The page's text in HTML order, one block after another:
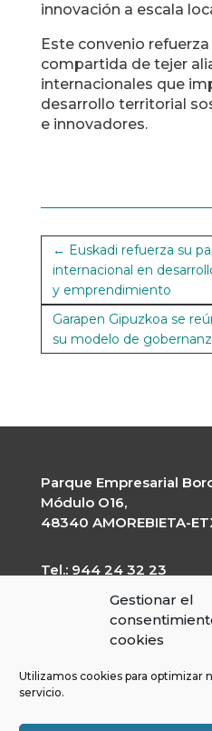
Gestionar el
cookies
Utilizamos cookies para optimizar
servicio.
innovación a escala
Este convenio
compartida de tejer
internacionales que
desarrollo territorial
e innovadores.
← Euskadi refuerza su
internacional en
y emprendimiento
Garapen Gipuzkoa se
su modelo de
Parque Empresarial
Módulo O16,
48340 AMOREBIETA-
Tel.: 944 24 32 23
CIF: G-20227203
Transparency Portal